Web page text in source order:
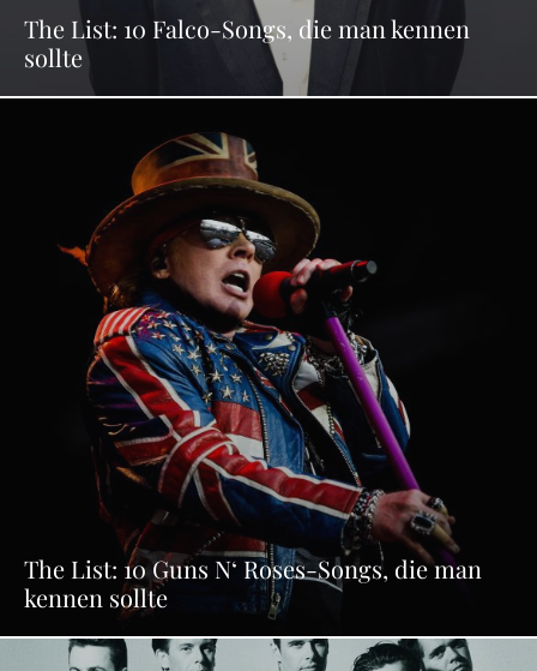
The List: 10 Falco-Songs, die man kennen
sollte
The List: 10 Guns N‘ Roses-Songs, die man
kennen sollte